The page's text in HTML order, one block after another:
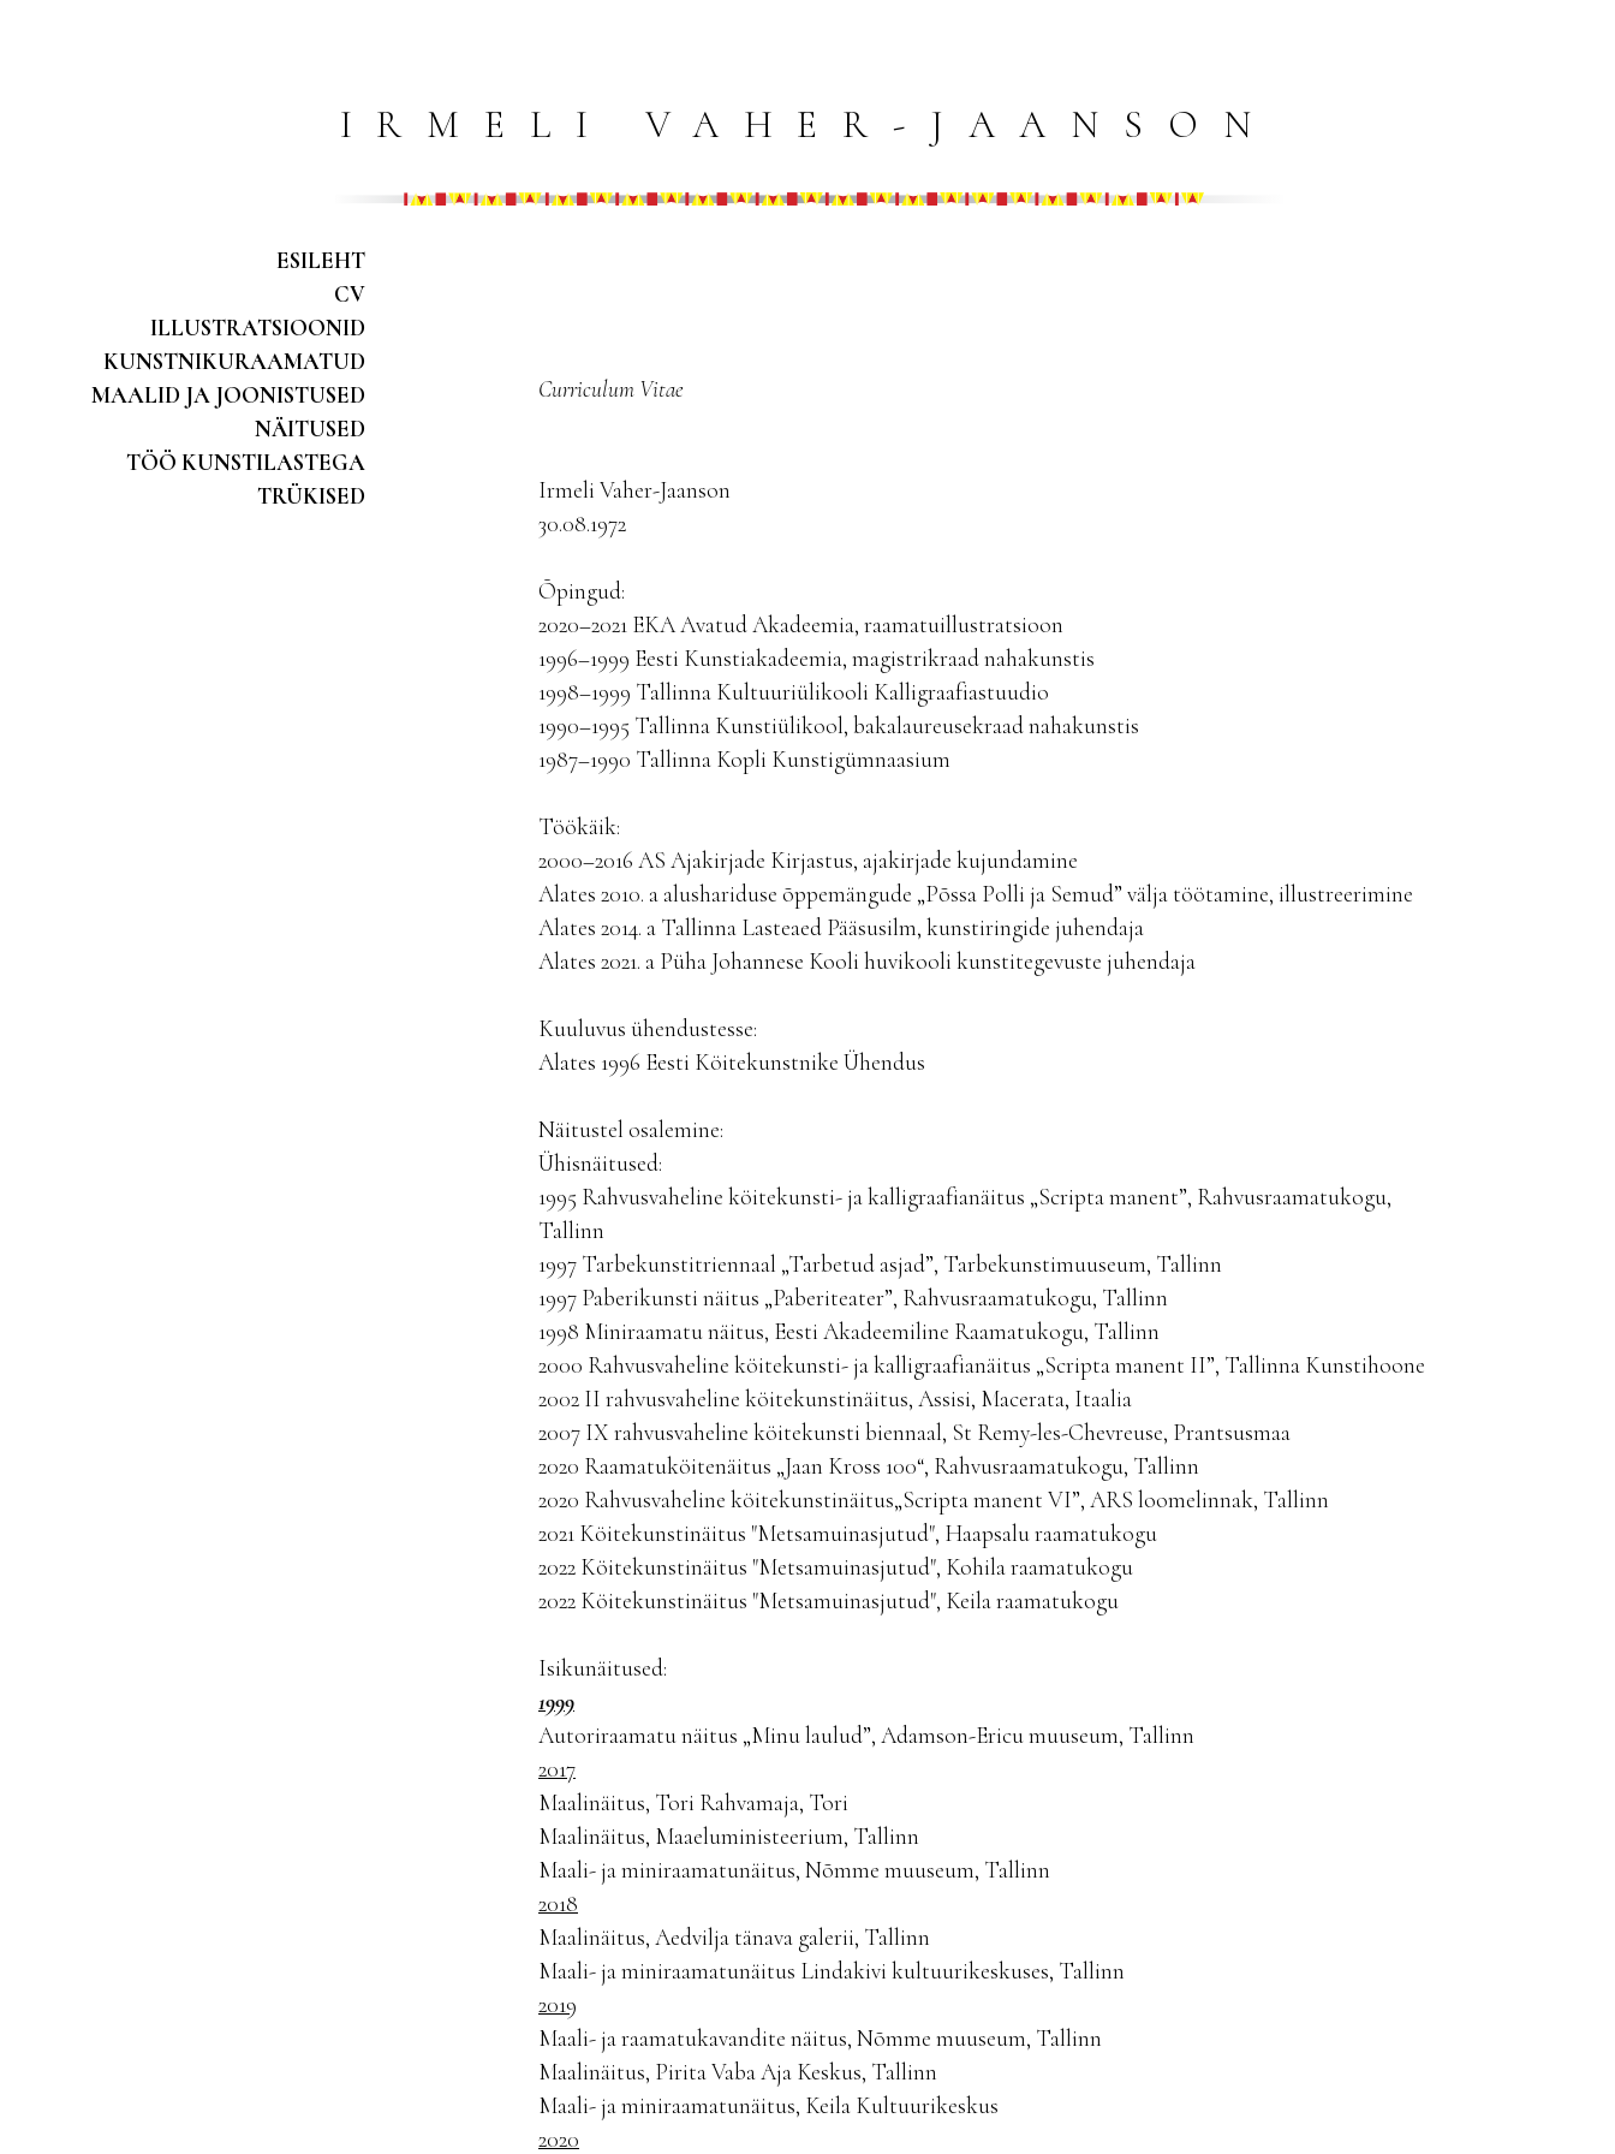
IRMELI VAHER-JAANSON
ESILEHT
CV
ILLUSTRATSIOONID
KUNSTNIKURAAMATUD
MAALID JA JOONISTUSED
NÄITUSED
TÖÖ KUNSTILASTEGA
TRÜKISED
Curriculum Vitae
Irmeli Vaher-Jaanson
30.08.1972
Õpingud:
2020–2021 EKA Avatud Akadeemia, raamatuillustratsioon
1996–1999 Eesti Kunstiakadeemia, magistrikraad nahakunstis
1998–1999 Tallinna Kultuuriülikooli Kalligraafiastuudio
1990–1995 Tallinna Kunstiülikool, bakalaureusekraad nahakunstis
1987–1990 Tallinna Kopli Kunstigümnaasium
Töökäik:
2000–2016 AS Ajakirjade Kirjastus, ajakirjade kujundamine
Alates 2010. a alushariduse õppemängude „Põssa Polli ja Semud” välja töötamine, illustreerimine
Alates 2014. a Tallinna Lasteaed Pääsusilm, kunstiringide juhendaja
Alates 2021. a Püha Johannese Kooli huvikooli kunstitegevuste juhendaja
Kuuluvus ühendustesse:
Alates 1996 Eesti Köitekunstnike Ühendus
Näitustel osalemine:
Ühisnäitused:
1995 Rahvusvaheline köitekunsti- ja kalligraafianäitus „Scripta manent”, Rahvusraamatukogu,
Tallinn
1997 Tarbekunstitriennaal „Tarbetud asjad”, Tarbekunstimuuseum, Tallinn
1997 Paberikunsti näitus „Paberiteater”, Rahvusraamatukogu, Tallinn
1998 Miniraamatu näitus, Eesti Akadeemiline Raamatukogu, Tallinn
2000 Rahvusvaheline köitekunsti- ja kalligraafianäitus „Scripta manent II”, Tallinna Kunstihoone
2002 II rahvusvaheline köitekunstinäitus, Assisi, Macerata, Itaalia
2007 IX rahvusvaheline köitekunsti biennaal, St Remy-les-Chevreuse, Prantsusmaa
2020 Raamatuköitenäitus „Jaan Kross 100“, Rahvusraamatukogu, Tallinn
2020 Rahvusvaheline köitekunstinäitus„Scripta manent VI”, ARS loomelinnak, Tallinn
2021 Köitekunstinäitus "Metsamuinasjutud", Haapsalu raamatukogu
2022 Köitekunstinäitus "Metsamuinasjutud", Kohila raamatukogu
2022 Köitekunstinäitus "Metsamuinasjutud", Keila raamatukogu
Isikunäitused:
1999
Autoriraamatu näitus „Minu laulud”, Adamson-Ericu muuseum, Tallinn
2017
Maalinäitus, Tori Rahvamaja, Tori
Maalinäitus, Maaeluministeerium, Tallinn
Maali- ja miniraamatunäitus, Nõmme muuseum, Tallinn
2018
Maalinäitus, Aedvilja tänava galerii, Tallinn
Maali- ja miniraamatunäitus Lindakivi kultuurikeskuses, Tallinn
2019
Maali- ja raamatukavandite näitus, Nõmme muuseum, Tallinn
Maalinäitus, Pirita Vaba Aja Keskus, Tallinn
Maali- ja miniraamatunäitus, Keila Kultuurikeskus
2020